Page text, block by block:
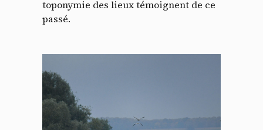
toponymie des lieux témoignent de ce
passé.